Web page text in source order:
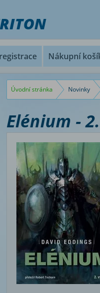
Nákupní
Úvodní stránka Novinky
Elénium -